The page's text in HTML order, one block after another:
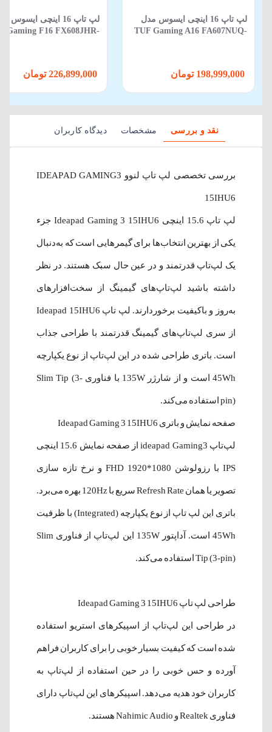
لپ تاپ 16 اینچی ایسوس مدل
TUF Gaming A16 FA607NUQ-
لپ تاپ 16 اینچی ایسوس
Gaming F16 FX608JHR-
نقد و بررسی مشخصات دیدگاه کاربران
بررسی تخصصی لپ تاپ لنوو IDEAPAD GAMING3
15IHU6
لپ‌ تاپ 15.6 اینچی Ideapad Gaming 3 15IHU6 جزء
یکی از بهترین انتخاب‌ها برای گیمرهایی است که به‌دنبال
یک لپ‌تاپ قدرتمند و در عین حال سبک هستند. در نظر
داشته باشید لپ‌تاپ‌های گیمینگ از سخت‌افزارهای
به‌روز و باکیفیت برخوردارند. لپ تاپ Ideapad 15IHU6
از سری لپ‌تاپ‌های گیمینگ قدرتمند با طراحی جذاب
است. باتری طراحی شده در این لپ‌تاپ از نوع یکپارچه
45Wh است و از شارژر 135W با فناوری Slim Tip (3-
pin) استفاده می‌کند.
صفحه نمایش و باتری Ideapad Gaming 3 15IHU6
لپ‌تاپ ideapad Gaming3 از صفحه نمایش 15.6 اینچی
IPS با رزولوشن FHD 1920*1080 و نرخ تازه سازی
تصویر یا همان Refresh Rate سریع با 120Hz بهره می‌برد.
باتری این لپ تاپ از نوع یکپارچه (Integrated) با ظرفیت
45Wh است. آداپتور 135W این لپ‌تاپ از فناوری Slim
Tip (3-pin) استفاده می‌کند.
طراحی لپ تاپ Ideapad Gaming 3 15IHU6
در طراحی این لپ‌تاپ از اسپیکرهای استریو استفاده
شده است که کیفیت بسیار خوبی را برای کاربران فراهم
آورده و حس خوبی را در حین استفاده از لپ‌تاپ به
کاربران خود هدیه می‌دهد. اسپیکرهای این لپ‌تاپ دارای
فناوری Realtek و Nahimic Audio هستند.